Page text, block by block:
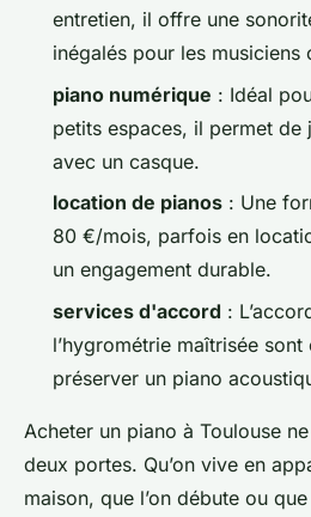
entretien, il offre une
inégalés pour les musiciens
piano numérique : Idéal
petits espaces, il permet de
avec un casque.
location de pianos : Une
80 €/mois, parfois en
un engagement durable.
services d'accord :
l’hygrométrie maîtrisée
préserver un piano
Acheter un piano à Toulouse
deux portes. Qu’on vive en
maison, que l’on débute ou